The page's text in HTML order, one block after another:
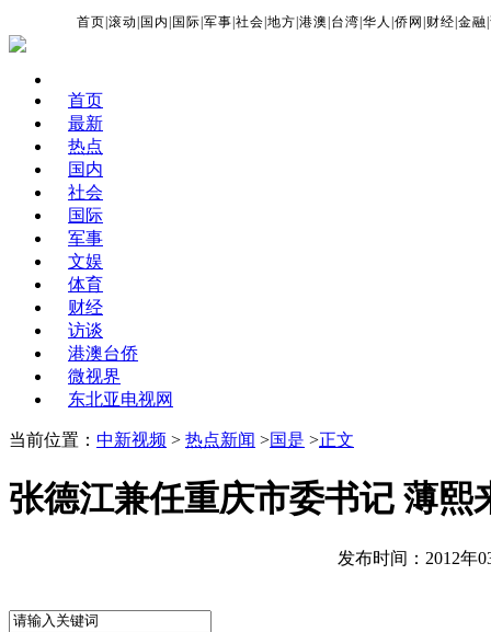
首页 |滚动 国内 国际 |军事 |社会 |地方 |港澳 台湾 |华人 |侨网 财经 |金融 |
首页
最新
热点
国内
社会
国际
军事
文娱
体育
财经
访谈
港澳台侨
微视界
东北亚电视网
当前位置： 中新视频 > 热点新闻 >国是 >正文
张德江兼任重庆市委书记 薄熙
发布时间：2012年